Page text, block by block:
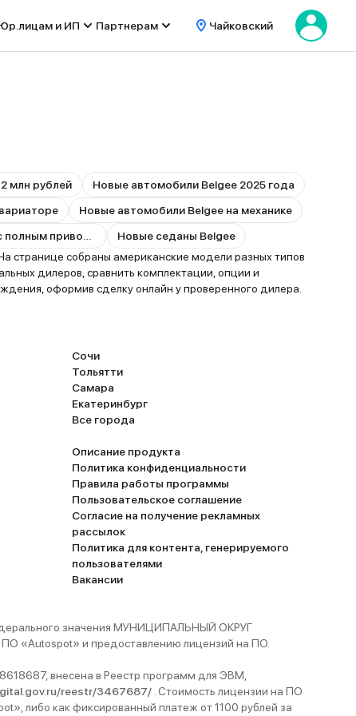
и ИП Партнерам Чайковский
млн рублей
Новые автомобили Belgee 2025 года
Новые автомобили Belgee на механике
Новые седаны Belgee
собраны американские модели разных типов
дилеров, сравнить комплектации, опции и
оформив сделку онлайн у проверенного дилера.
Сочи
Тольятти
Самара
Екатеринбург
Все города
Описание продукта
Политика конфиденциальности
Правила работы программы
Пользовательское соглашение
Согласие на получение рекламных
рассылок
Политика для контента, генерируемого
пользователями
Вакансии
значения МУНИЦИПАЛЬНЫЙ ОКРУГ
«Autospot» и предоставлению лицензий на ПО.
внесена в Реестр программ для ЭВМ,
reestr/3467687/ . Стоимость лицензии на ПО
либо как фиксированный платеж от 1100 рублей за